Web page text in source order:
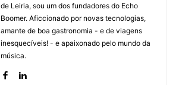
de Leiria, sou um dos fundadores do Echo
Boomer. Aficcionado por novas tecnologias,
amante de boa gastronomia - e de viagens
inesquecíveis! - e apaixonado pelo mundo da
música.